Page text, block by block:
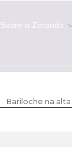
Sobre a Zerando
Bariloche na